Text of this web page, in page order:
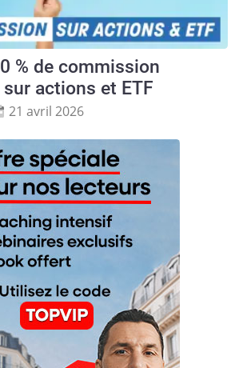
% de commission
actions et ETF
21 avril 2026